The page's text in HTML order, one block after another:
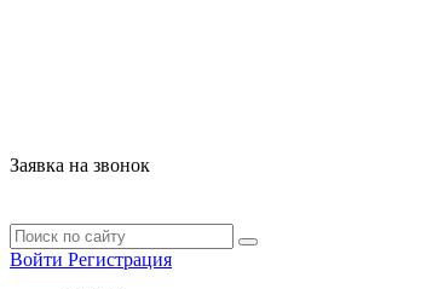
Заявка на звонок
Войти Регистрация